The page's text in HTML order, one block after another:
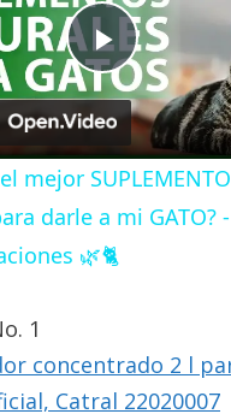
Play
Video
mejor SUPLEMENTO
darle a mi GATO? -
🌿🐈
1